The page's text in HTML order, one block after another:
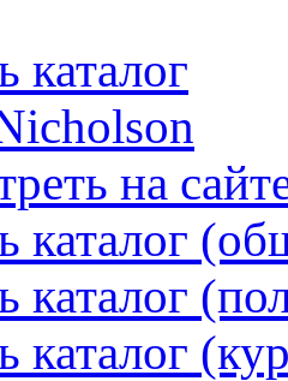
каталог
на
каталог
каталог
каталог